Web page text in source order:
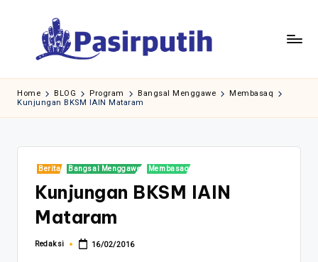
Home BLOG Program Bangsal Menggawe
Membasaq
Kunjungan BKSM IAIN Mataram
Posted
in
Bangsal Menggawe
Berita Membasaq
Kunjungan BKSM IAIN
Mataram
Posted
Redaksi 16/02/2016